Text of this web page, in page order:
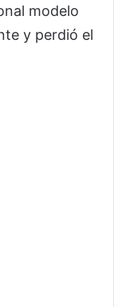
modelo
y perdió el